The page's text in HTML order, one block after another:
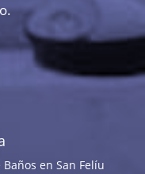
en San Felíu